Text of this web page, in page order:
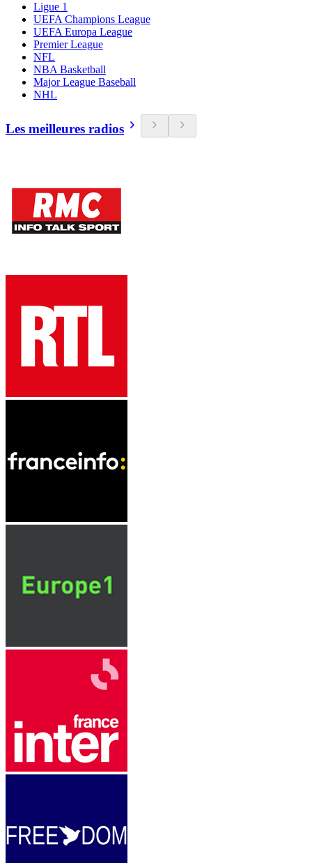
Ligue 1
UEFA Champions League
UEFA Europa League
Premier League
NFL
NBA Basketball
Major League Baseball
NHL
Les meilleures radios